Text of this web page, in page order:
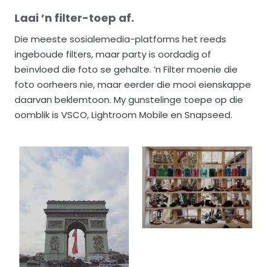
Laai ’n filter-toep af.
Die meeste sosialemedia-platforms het reeds
ingeboude filters, maar party is oordadig of
beïnvloed die foto se gehalte. ’n Filter moenie die
foto oorheers nie, maar eerder die mooi eienskappe
daarvan beklemtoon. My gunstelinge toepe op die
oomblik is VSCO, Lightroom Mobile en Snapseed.